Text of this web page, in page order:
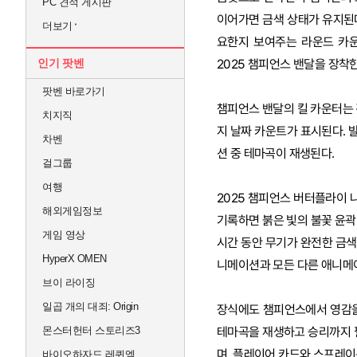
더보기
인기 팟벤
팟벤 바로가기
치지직
차벤
걸그룹
여행
해외게임정보
게임 영상
HyperX OMEN
브이 라이징
일곱 개의 대죄: Origin
몬스터헌터 스토리즈3
바이오하자드 레퀴엠
이어가면 금색 상태가 유지
요한지 보여주는 라운드 카
2025 챔피언스 밴달을 장착
챔피언스 밴달의 킬 카운터
지 날짜 카운트가 표시된다.
션 중 테마곡이 재생된다.
2025 챔피언스 버터플라이
기록하면 붉은 빛의 불꽃 윤
시간 동안 무기가 완전한 금
니메이션과 모든 다른 애니
장식에도 챔피언스에서 영
테마곡을 재생하고 승리까